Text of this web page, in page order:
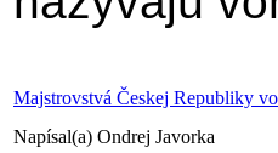
Majstrovstvá Českej Republiky
Napísal(a) Ondrej Javorka